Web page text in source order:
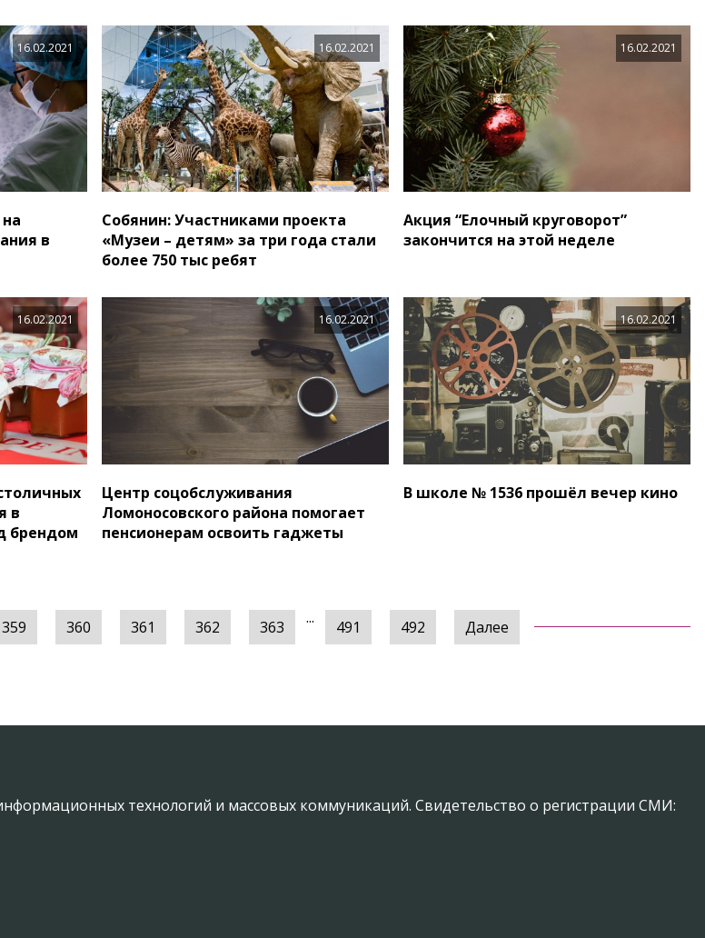
16.02.2021
в
16.02.2021
Собянин: Участниками проекта
«Музеи – детям» за три года стали
более 750 тыс ребят
16.02.2021
Акция “Елочный круговорот”
закончится на этой неделе
16.02.2021
в
брендом
16.02.2021
Центр соцобслуживания
Ломоносовского района помогает
пенсионерам освоить гаджеты
16.02.2021
В школе № 1536 прошёл вечер кино
359 360 361 362 363 ... 491 492 Далее
технологий и массовых коммуникаций. Свидетельство о регистрации СМИ: